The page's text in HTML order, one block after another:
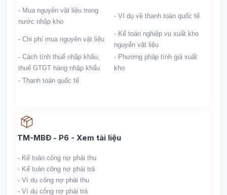
- Mua nguyên vật liệu trong
nước nhập kho
- Ví dụ về thanh toán quốc tế
- Chi phí mua nguyên vật liệu
- Kế toán nghiệp vụ xuất kho
nguyên vật liệu
- Cách tính thuế nhập khẩu,
thuế GTGT hàng nhập khẩu
- Phương pháp tính giá xuất
kho
- Thanh toán quốc tế
TM-MBĐ - P6 - Xem tài liệuHọc liệu
- Kế toán công nợ phải thu
- Kế toán công nợ phải trả
- Ví dụ công nợ phải thu
- Ví dụ công nợ phải trả